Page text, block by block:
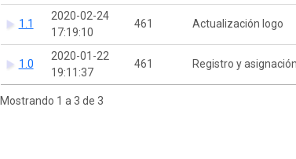
1.1
2020-02-24
17:19:10
461 Actualización logo
1.0
2020-01-22
19:11:37
461 Registro y asignación
Mostrando 1 a 3 de 3